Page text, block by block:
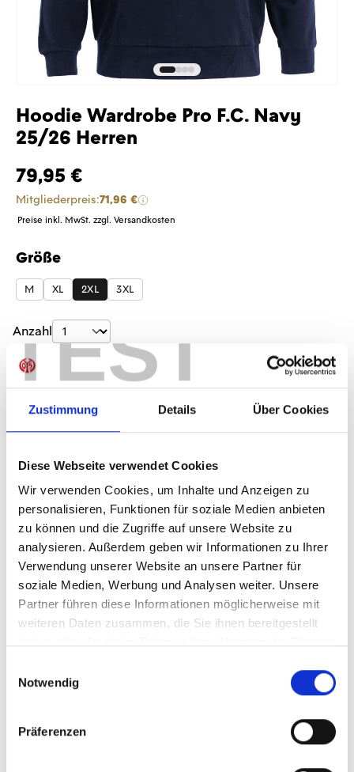
TEST
Zustimmung Details Über Cookies
Diese Webseite verwendet Cookies
Wir verwenden Cookies, um Inhalte und Anzeigen zu
personalisieren, Funktionen für soziale Medien anbieten
zu können und die Zugriffe auf unsere Website zu
analysieren. Außerdem geben wir Informationen zu Ihrer
Verwendung unserer Website an unsere Partner für
soziale Medien, Werbung und Analysen weiter. Unsere
Partner führen diese Informationen möglicherweise mit
weiteren Daten zusammen, die Sie ihnen bereitgestellt
Notwendig
Präferenzen
Hoodie Wardrobe Pro F.C. Navy
25/26 Herren
79,95 €
Mitgliederpreis:71,96 €
Preise inkl. MwSt. zzgl. Versandkosten
Größe
auswählen
M XL 2XL 3XL
Produkt Anzahl: Gib den gewünschten
Anzahl
Sofort verfügbar, Lieferzeit: 5-7 Tage
Produktdetails
ÄHNLICHE PRODUKTE
Hoodie Wardrobe
79,95 €